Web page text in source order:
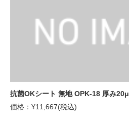
抗菌OKシート 無地 OPK-18 厚み20μ
価格：¥11,667(税込)